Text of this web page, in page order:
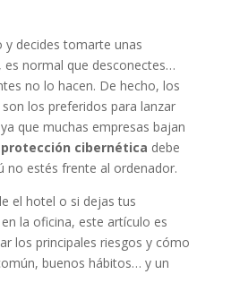
y decides tomarte unas
es normal que desconectes…
no lo hacen. De hecho, los
los preferidos para lanzar
que muchas empresas bajan
protección cibernética debe
no estés frente al ordenador.
el hotel o si dejas tus
la oficina, este artículo es
los principales riesgos y cómo
buenos hábitos… y un